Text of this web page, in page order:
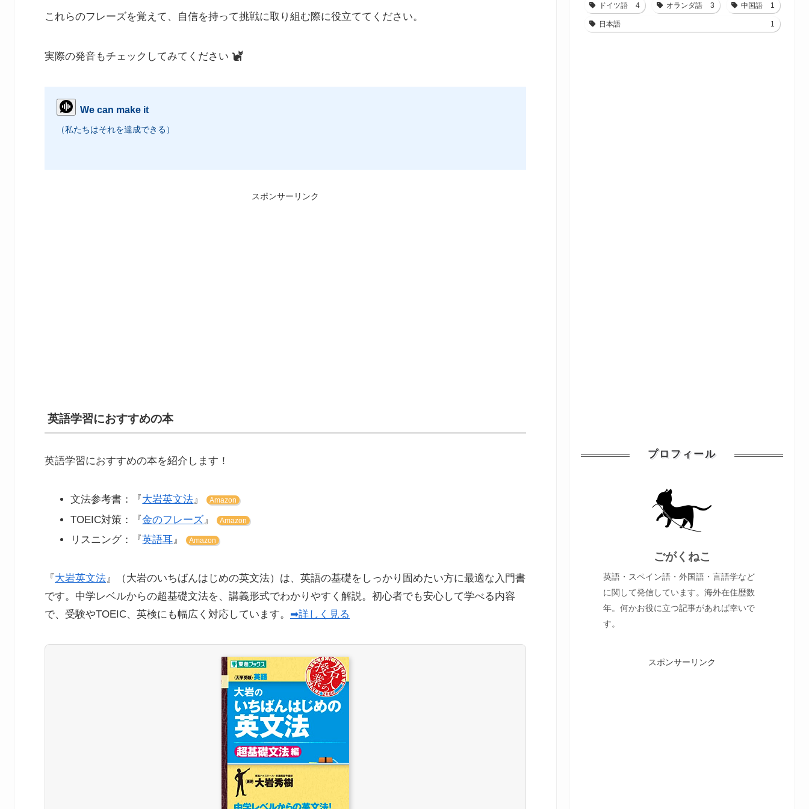
これらのフレーズを覚えて、自信を持って挑戦に取り組む際に役立ててください。
実際の発音もチェックしてみてください
We can make it
（私たちはそれを達成できる）
スポンサーリンク
英語学習におすすめの本
英語学習におすすめの本を紹介します！
文法参考書：『 大岩英文法』 Amazon
TOEIC対策：『金のフレーズ 』 Amazon
リスニング：『英語耳』 Amazon
『 大岩英文法』（大岩のいちばんはじめの英文法）は、英語の基礎をしっかり固めたい方に最適な入門書
です。中学レベルからの超基礎文法を、講義形式でわかりやすく解説。初心者でも安心して学べる内容
で、受験やTOEIC、英検にも幅広く対応しています。 ➡詳しく見る
ドイツ語 4 オランダ語 3 中国語 1
日本語 1
プロフィール
ごがくねこ
英語・スペイン語・外国語・言語学など
に関して発信しています。海外在住歴数
年。何かお役に立つ記事があれば幸いで
す。
スポンサーリンク